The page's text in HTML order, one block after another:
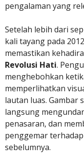
pengalaman yang
Setelah lebih dari
kali tayang pada
memastikan
Revolusi Hati.
menghebohkan
memperlihatkan
lautan luas. Gambar
langsung
penasaran, dan
penggemar
sebelumnya.